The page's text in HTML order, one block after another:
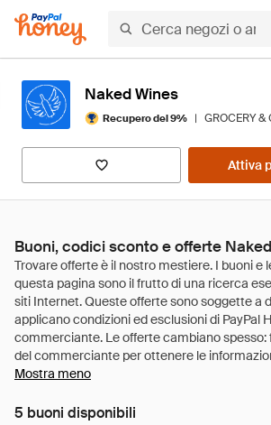
Naked Wines
Recupero del 9% | GROCERY &
Attiva
Buoni, codici sconto e offerte
Mostra meno
5 buoni disponibili